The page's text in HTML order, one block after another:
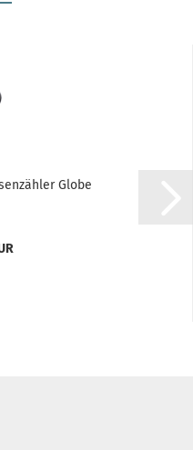
Globe